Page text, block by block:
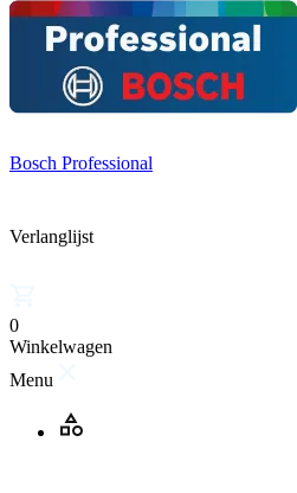
Bosch Professional
Verlanglijst
0
Winkelwagen
Menu